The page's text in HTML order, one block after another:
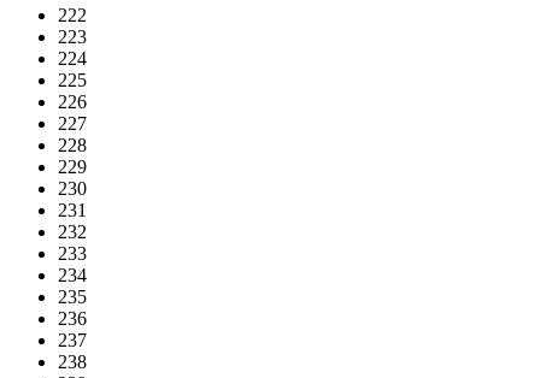
222
223
224
225
226
227
228
229
230
231
232
233
234
235
236
237
238